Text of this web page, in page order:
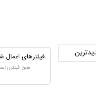
فیلترهای اعمال
هیچ فیلتری